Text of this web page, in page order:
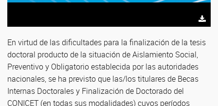
En virtud de las dificultades para la finalización de la tesis
doctoral producto de la situación de Aislamiento Social,
Preventivo y Obligatorio establecida por las autoridades
nacionales, se ha previsto que las/los titulares de Becas
Internas Doctorales y Finalización de Doctorado del
CONICET (en todas sus modalidades) cuyos períodos